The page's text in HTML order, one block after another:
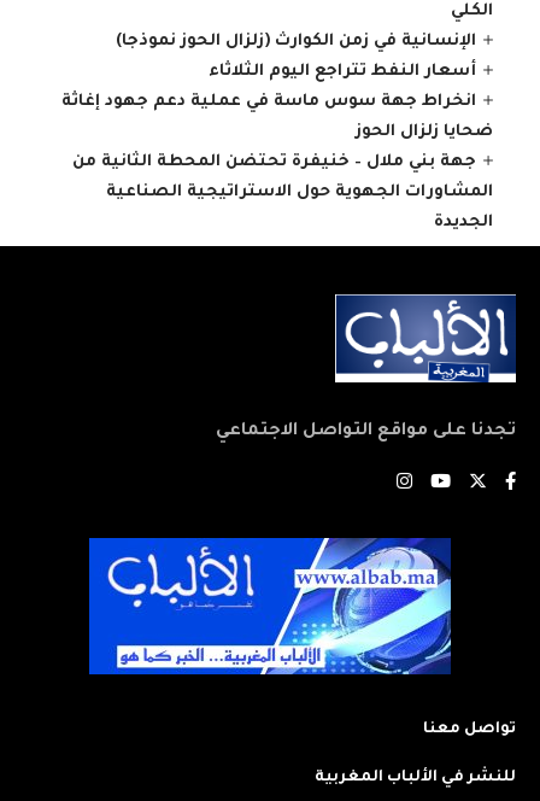
الكلي
الإنسانية في زمن الكوارث (زلزال الحوز نموذجا)
أسعار النفط تتراجع اليوم الثلاثاء
انخراط جهة سوس ماسة في عملية دعم جهود إغاثة
ضحايا زلزال الحوز
جهة بني ملال – خنيفرة تحتضن المحطة الثانية من
المشاورات الجهوية حول الاستراتيجية الصناعية
الجديدة
تجدنا على مواقع التواصل الاجتماعي
تواصل معنا
للنشر في الألباب المغربية